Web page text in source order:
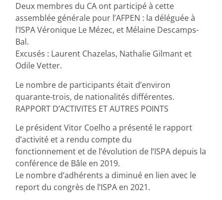
Deux membres du CA ont participé à cette
assemblée générale pour l’AFPEN : la déléguée à
l’ISPA Véronique Le Mézec, et Mélaine Descamps-
Bal.
Excusés : Laurent Chazelas, Nathalie Gilmant et
Odile Vetter.
Le nombre de participants était d’environ
quarante-trois, de nationalités différentes.
RAPPORT D’ACTIVITES ET AUTRES POINTS
Le président Vitor Coelho a présenté le rapport
d’activité et a rendu compte du
fonctionnement et de l’évolution de l’ISPA depuis la
conférence de Bâle en 2019.
Le nombre d’adhérents a diminué en lien avec le
report du congrès de l’ISPA en 2021.